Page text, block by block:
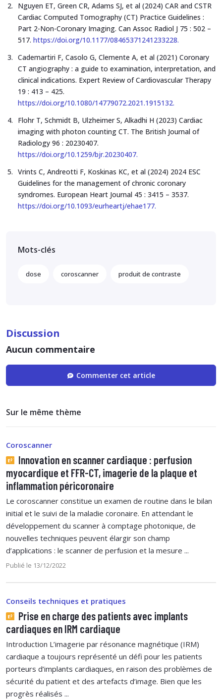
Nguyen ET, Green CR, Adams SJ, et al (2024) CAR and CSTR
Cardiac Computed Tomography (CT) Practice Guidelines :
Part 2-Non-Coronary Imaging. Can Assoc Radiol J 75 : 502 –
517. https://doi.org/10.1177/08465371241233228.
Cademartiri F, Casolo G, Clemente A, et al (2021) Coronary
CT angiography : a guide to examination, interpretation, and
clinical indications. Expert Review of Cardiovascular Therapy
19 : 413 – 425.
https://doi.org/10.1080/14779072.2021.1915132.
Flohr T, Schmidt B, Ulzheimer S, Alkadhi H (2023) Cardiac
imaging with photon counting CT. The British Journal of
Radiology 96 : 20230407.
https://doi.org/10.1259/bjr.20230407.
Vrints C, Andreotti F, Koskinas KC, et al (2024) 2024 ESC
Guidelines for the management of chronic coronary
syndromes. European Heart Journal 45 : 3415 – 3537.
https://doi.org/10.1093/eurheartj/ehae177.
Mots-clés
dose coroscanner produit de contraste
Discussion
Aucun commentaire
Commenter cet article
Sur le même thème
Coroscanner
Innovation en scanner cardiaque : perfusion
myocardique et FFR-CT, imagerie de la plaque et
inflammation péricoronaire
Le coroscanner constitue un examen de routine dans le bilan
initial et le suivi de la maladie coronaire. En attendant le
développement du scanner à comptage photonique, de
nouvelles techniques peuvent élargir son champ
d’applications : le scanner de perfusion et la mesure ...
Publié le 13/12/2022
Conseils techniques et pratiques
Prise en charge des patients avec implants
cardiaques en IRM cardiaque
Introduction L’imagerie par résonance magnétique (IRM)
cardiaque a toujours représenté un défi pour les patients
porteurs d’implants cardiaques, en raison des problèmes de
sécurité du patient et des artefacts d’image. Bien que les
progrès réalisés ...